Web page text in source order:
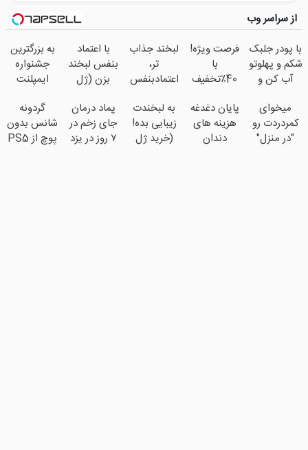
از سراسر وب
با پودر جلبک
شکم و پهلوتو
آب کن و
شو(تخفیف
تا امشب)
فرصت ویژه!
با
40٪تخفیف
حد
کامپوزیت
سفید کن
لبخند جذاب
تر،
اعتمادبنفس
(تخفیف تا
امشب)
با اعتماد
بنفس لبخند
بزن (ژل
دندان40%تخفیف)
به بزرگترین
جشنواره
ایمپلنت
اومدید! |
فقط ۲۵
میلیون !
میخوای
کمردردت رو
"در منزل"
پایان دغدغه
هزینه های
دندان
به لبخندت
زیبایی بده!
(خرید ژل
پماد درمان
جای زخم در
۷ روز در یزد
گردونه
شانس بدون
پوچ از PS5